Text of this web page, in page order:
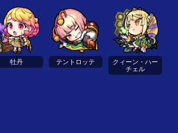
牡丹 テントロッテ
クィーン・ハー
チェル